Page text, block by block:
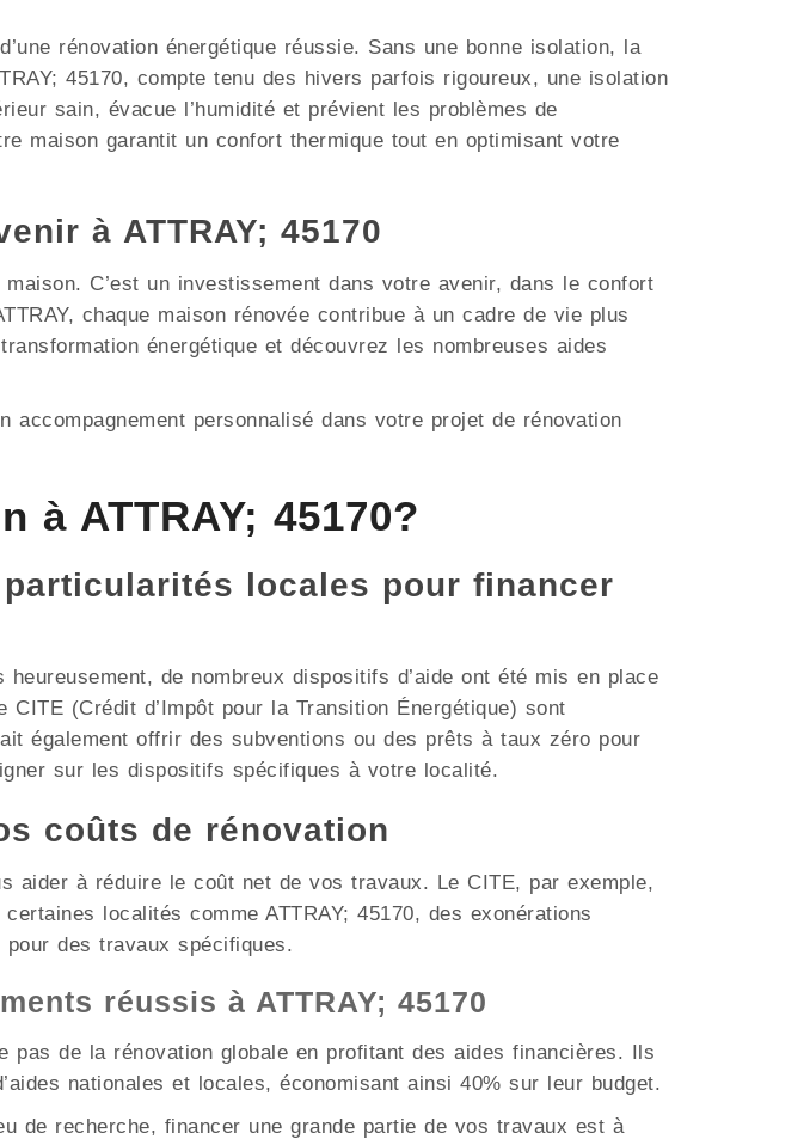
rénovation énergétique réussie. Sans une bonne isolation, la
45170, compte tenu des hivers parfois rigoureux, une isolation
sain, évacue l’humidité et prévient les problèmes de
maison garantit un confort thermique tout en optimisant votre
à ATTRAY; 45170
C’est un investissement dans votre avenir, dans le confort
chaque maison rénovée contribue à un cadre de vie plus
énergétique et découvrez les nombreuses aides
accompagnement personnalisé dans votre projet de rénovation
à ATTRAY; 45170?
locales pour financer
de nombreux dispositifs d’aide ont été mis en place
(Crédit d’Impôt pour la Transition Énergétique) sont
également offrir des subventions ou des prêts à taux zéro pour
sur les dispositifs spécifiques à votre localité.
coûts de rénovation
aider à réduire le coût net de vos travaux. Le CITE, par exemple,
localités comme ATTRAY; 45170, des exonérations
des travaux spécifiques.
réussis à ATTRAY; 45170
pas de la rénovation globale en profitant des aides financières. Ils
nationales et locales, économisant ainsi 40% sur leur budget.
de recherche, financer une grande partie de vos travaux est à